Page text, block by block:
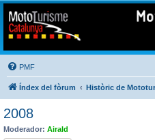
Mototurisme
Turisme en moto en català
PMF
Índex del fòrum Històric de
2008
Moderador: Airald